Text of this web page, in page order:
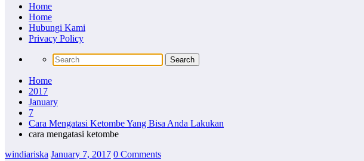
Home
Home
Hubungi Kami
Privacy Policy
Home
2017
January
7
Cara Mengatasi Ketombe Yang Bisa Anda Lakukan
cara mengatasi ketombe
windiariska January 7, 2017 0 Comments